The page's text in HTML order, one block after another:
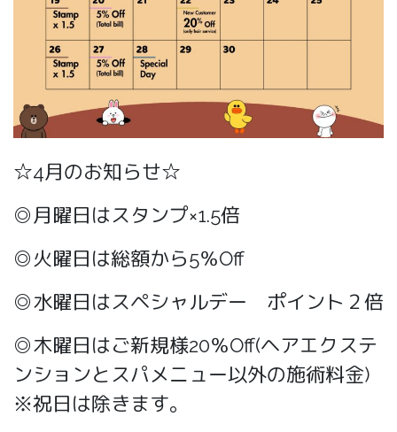
☆4月のお知らせ☆
◎月曜日はスタンプ×1.5倍
◎火曜日は総額から5％Off
◎水曜日はスペシャルデー ポイント２倍
◎木曜日はご新規様20％Off(ヘアエクステ
ンションとスパメニュー以外の施術料金)
※祝日は除きます。